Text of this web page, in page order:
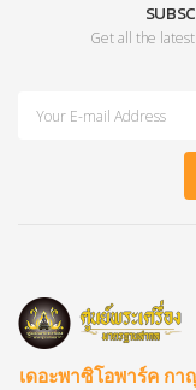
Get all the
เดอะพาซิโอพาร์ค กา